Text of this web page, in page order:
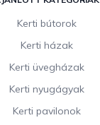
Kerti bútorok
Kerti házak
Kerti üvegházak
Kerti nyugágyak
Kerti pavilonok